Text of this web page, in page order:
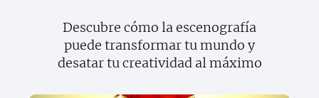
Descubre cómo la escenografía
puede transformar tu mundo y
desatar tu creatividad al máximo